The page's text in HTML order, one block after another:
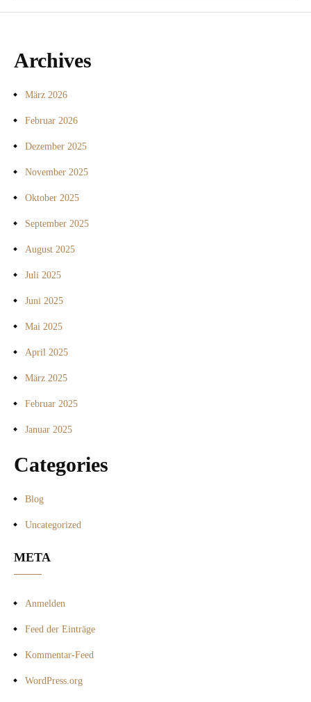
Archives
März 2026
Februar 2026
Dezember 2025
November 2025
Oktober 2025
September 2025
August 2025
Juli 2025
Juni 2025
Mai 2025
April 2025
März 2025
Februar 2025
Januar 2025
Categories
Blog
Uncategorized
META
Anmelden
Feed der Einträge
Kommentar-Feed
WordPress.org